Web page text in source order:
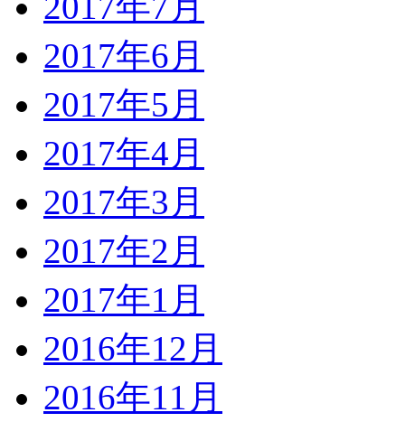
2017年6月
2017年5月
2017年4月
2017年3月
2017年2月
2017年1月
2016年12月
2016年11月